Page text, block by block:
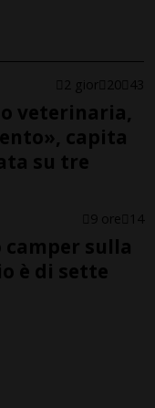
2 gior 20 43
veterinaria,
capita
su tre
9 ore 14
sulla
è di sette